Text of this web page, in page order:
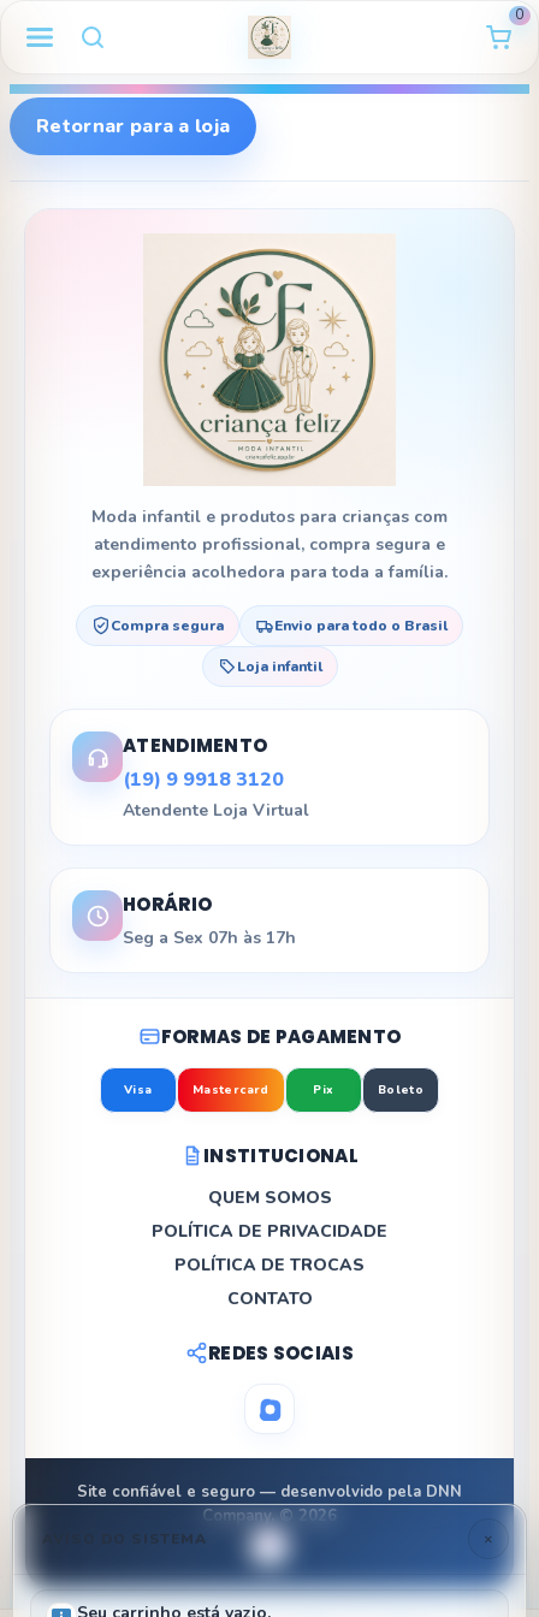
0
Retornar para a loja
Moda infantil e produtos para crianças com
atendimento profissional, compra segura e
experiência acolhedora para toda a família.
Compra segura Envio para todo o Brasil
Loja infantil
ATENDIMENTO
(19) 9 9918 3120
Atendente Loja Virtual
HORÁRIO
Seg a Sex 07h às 17h
FORMAS DE PAGAMENTO
Visa Mastercard Pix Boleto
INSTITUCIONAL
QUEM SOMOS
POLÍTICA DE PRIVACIDADE
POLÍTICA DE TROCAS
CONTATO
REDES SOCIAIS
Site confiável e seguro — desenvolvido pela DNN
Company. © 2026
AVISO DO SISTEMA ×